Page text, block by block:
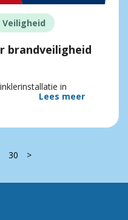
Veiligheid
brandveiligheid
in
Lees meer
30 >